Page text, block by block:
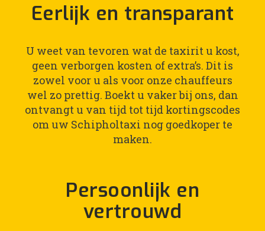
Eerlijk en transparant
U weet van tevoren wat de taxirit u kost,
geen verborgen kosten of extra’s. Dit is
zowel voor u als voor onze chauffeurs
wel zo prettig. Boekt u vaker bij ons, dan
ontvangt u van tijd tot tijd kortingscodes
om uw Schipholtaxi nog goedkoper te
maken.
Persoonlijk en
vertrouwd